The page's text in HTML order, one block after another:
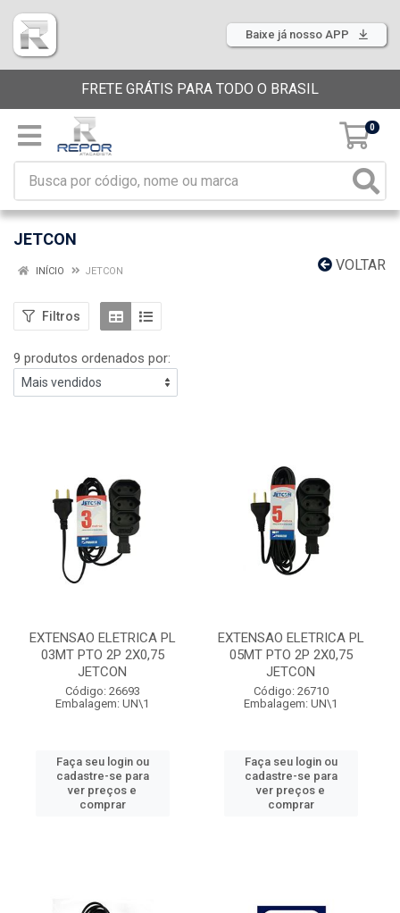
Baixe já nosso APP
FRETE GRÁTIS PARA TODO O BRASIL
0
JETCON
VOLTAR
INÍCIO JETCON
Filtros
9 produtos ordenados por:
EXTENSAO ELETRICA PL
03MT PTO 2P 2X0,75
JETCON
Código: 26693
Embalagem: UN\1
Faça seu login ou
cadastre-se para
ver preços e
comprar
EXTENSAO ELETRICA PL
05MT PTO 2P 2X0,75
JETCON
Código: 26710
Embalagem: UN\1
Faça seu login ou
cadastre-se para
ver preços e
comprar